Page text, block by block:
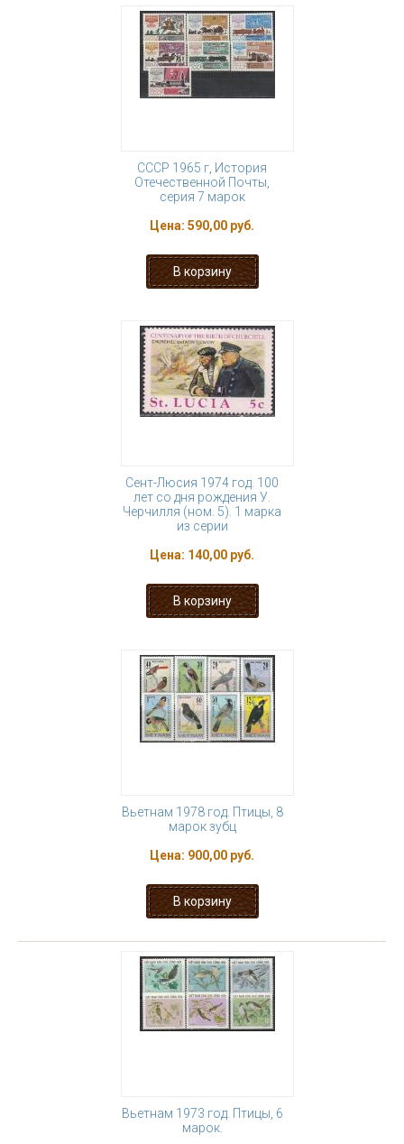
СССР 1965 г, История
Отечественной Почты,
серия 7 марок
Цена: 590,00 руб.
Сент-Люсия 1974 год. 100
лет со дня рождения У.
Черчилля (ном. 5). 1 марка
из серии
Цена: 140,00 руб.
Вьетнам 1978 год. Птицы, 8
марок зубц
Цена: 900,00 руб.
Вьетнам 1973 год. Птицы, 6
марок.